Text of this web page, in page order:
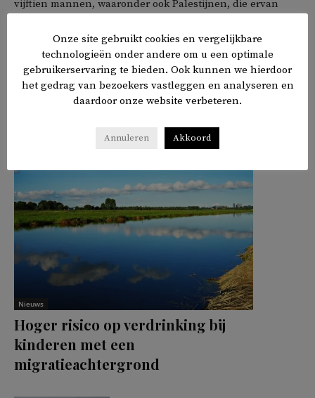
vijftien mannen, waaronder ook Palestijnen, die ervan
bespioneren.
Delen 𝕏 f in ✉
Nieuws
Hoger risico op verdrinking bij
kinderen met een
migratieachtergrond
Onze site gebruikt cookies en vergelijkbare
technologieën onder andere om u een optimale
gebruikerservaring te bieden. Ook kunnen we hierdoor
het gedrag van bezoekers vastleggen en analyseren en
daardoor onze website verbeteren.
Annuleren Akkoord